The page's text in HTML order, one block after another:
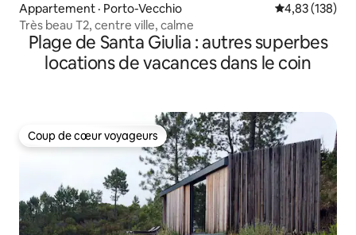
Appartement · Porto-Vecchio Note
4,83 (138)
Très beau T2, centre ville, calme
Plage de Santa Giulia : autres superbes
locations de vacances dans le coin
Coup de cœur voyageurs
Coup de cœur voyageurs